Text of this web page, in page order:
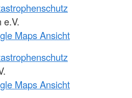
e.V.
Maps Ansicht
Maps Ansicht